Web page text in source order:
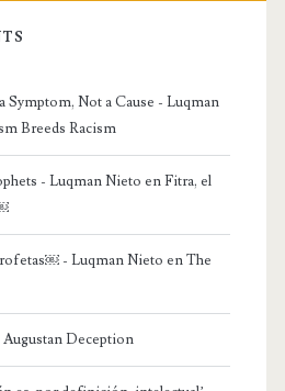
Symptom, Not a Cause - Luqman
Breeds Racism
- Luqman Nieto enFitra, el
- Luqman Nieto enThe
Augustan Deception